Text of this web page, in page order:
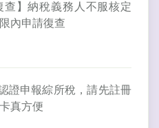
查】納稅義務人不服核定
內申請復查
證申報綜所稅，請先註冊
真方便